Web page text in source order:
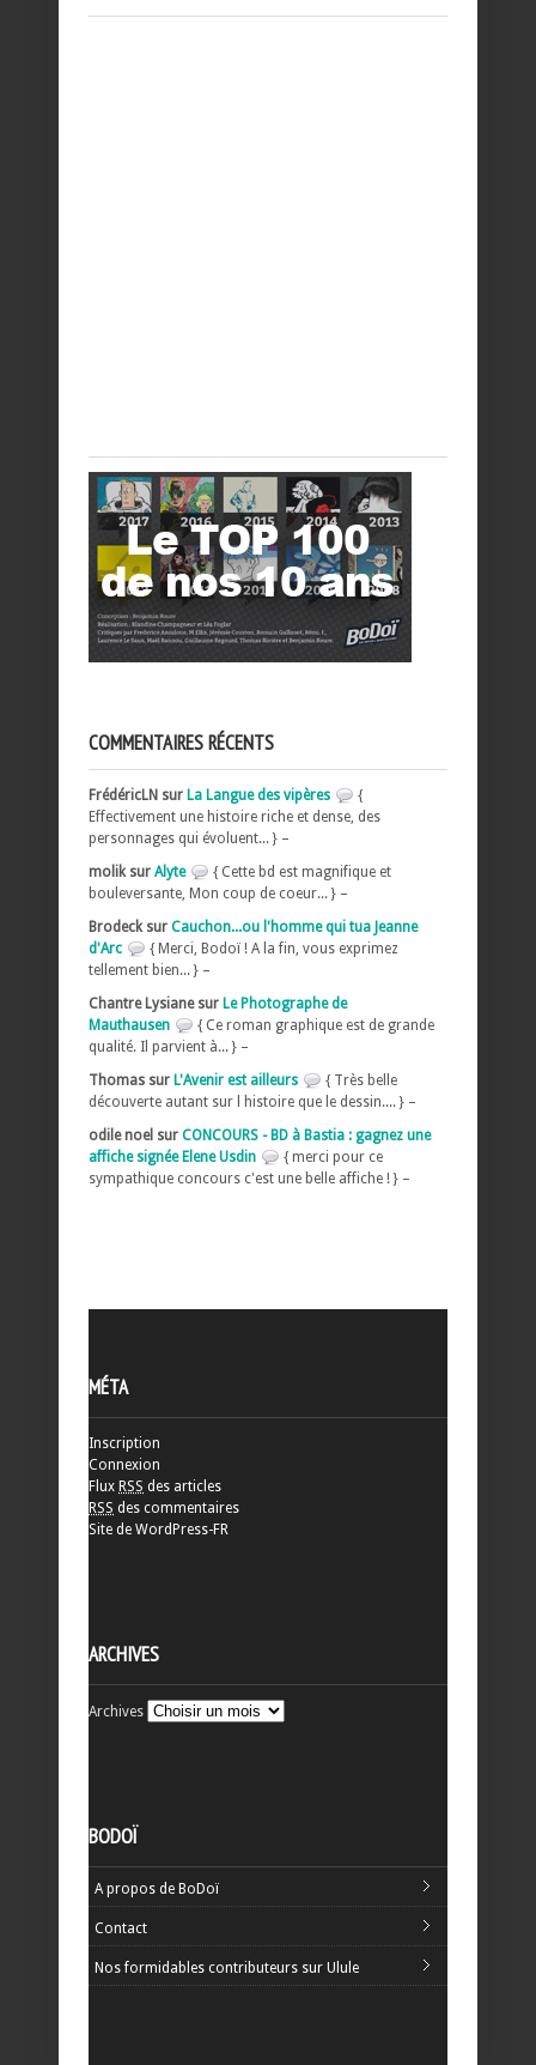
COMMENTAIRES RÉCENTS
FrédéricLN sur La Langue des vipères
{
Effectivement une histoire riche et dense, des
personnages qui évoluent... } –
molik sur Alyte
{ Cette bd est magnifique et
bouleversante, Mon coup de coeur... } –
Brodeck sur Cauchon...ou l'homme qui tua Jeanne
d'Arc
{ Merci, Bodoï ! A la fin, vous exprimez
tellement bien... } –
Chantre Lysiane sur Le Photographe de
Mauthausen
{ Ce roman graphique est de grande
qualité. Il parvient à... } –
Thomas sur L'Avenir est ailleurs
{ Très belle
découverte autant sur l histoire que le dessin.... } –
odile noel sur CONCOURS - BD à Bastia : gagnez une
affiche signée Elene Usdin
{ merci pour ce
sympathique concours c'est une belle affiche ! } –
MÉTA
Inscription
Connexion
Flux RSS des articles
RSS des commentaires
Site de WordPress-FR
ARCHIVES
Archives
BODOÏ
A propos de BoDoï
Contact
Nos formidables contributeurs sur Ulule